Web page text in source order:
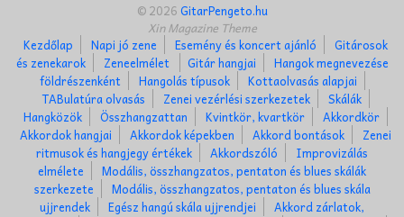
© 2026GitarPengeto.hu
Xin Magazine Theme
Kezdőlap
Napi jó zene Esemény és koncert ajánló
Gitárosok
és zenekarok
Zeneelmélet Gitár hangjai
Hangok megnevezése
földrészenként
Hangolás típusok
Kottaolvasás alapjai
TABulatúra olvasás
Zenei vezérlési szerkezetek
Skálák
Hangközök
Összhangzattan Kvintkör, kvartkör
Akkordkör
Akkordok hangjai
Akkordok képekben Akkord bontások
Zenei
ritmusok és hangjegy értékek
Akkordszóló
Improvizálás
elmélete
Modális, összhangzatos, pentaton és blues skálák
szerkezete
Modális, összhangzatos, pentaton és blues skála
ujjrendek
Egész hangú skála ujjrendjei
Akkord zárlatok,